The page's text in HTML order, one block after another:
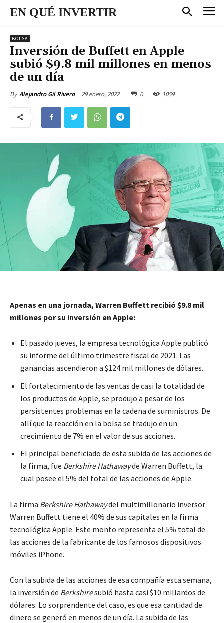
EN QUÉ INVERTIR
BOLSA
Inversión de Buffett en Apple
subió $9.8 mil millones en menos
de un día
By Alejandro Gil Rivero 29 enero, 2022 0 1059
Apenas en una jornada, Warren Buffett recibió $9.8 mil
millones por su inversión en Apple:
El pasado jueves, la empresa tecnológica Apple publicó
su informe del último trimestre fiscal de 2021. Las
ganancias ascendieron a $124 mil millones de dólares.
El fortalecimiento de las ventas de casi la totalidad de
los productos de Apple, se produjo a pesar de los
persistentes problemas en la cadena de suministros. De
allí que la reacción en la bolsa se tradujo en un
crecimiento de 7% en el valor de sus acciones.
El principal beneficiado de esta subida de las acciones de
la firma, fue Berkshire Hathawayde Warren Buffett, la
cual posee el 5% del total de las acciones de Apple.
La firma Berkshire Hathawaydel multimillonario inversor
Warren Buffett tiene el 40% de sus capitales en la firma
tecnológica Apple. Este monto representa el 5% total de
las acciones de la fabricante de los famosos dispositivos
móviles iPhone.
Con la subida de las acciones de esa compañía esta semana,
la inversión de Berkshiresubió hasta casi $10 millardos de
dólares. Lo sorprendente del caso, es que esa cantidad de
dinero se generó en menos de un día. La subida de las